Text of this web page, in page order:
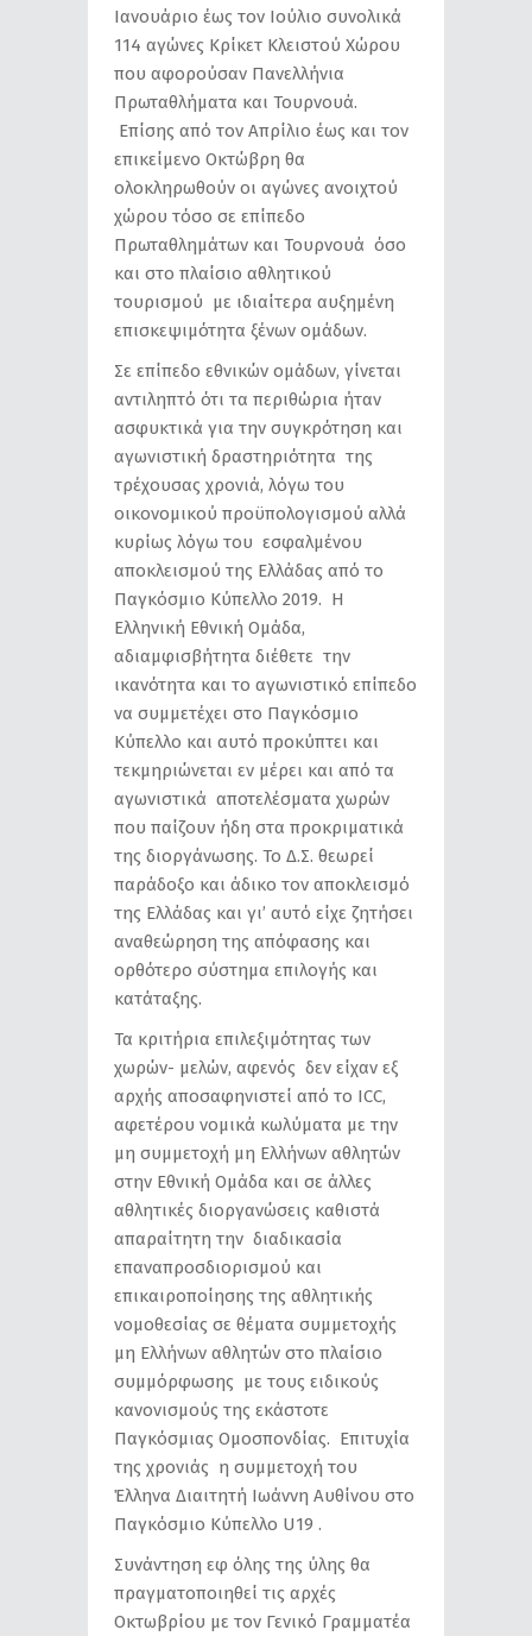
Ιανουάριο έως τον Ιούλιο συνολικά
114 αγώνες Κρίκετ Κλειστού Χώρου
που αφορούσαν Πανελλήνια
Πρωταθλήματα και Τουρνουά.
Επίσης από τον Απρίλιο έως και τον
επικείμενο Οκτώβρη θα
ολοκληρωθούν οι αγώνες ανοιχτού
χώρου τόσο σε επίπεδο
Πρωταθλημάτων και Τουρνουά όσο
και στο πλαίσιο αθλητικού
τουρισμού με ιδιαίτερα αυξημένη
επισκεψιμότητα ξένων ομάδων.
Σε επίπεδο εθνικών ομάδων, γίνεται
αντιληπτό ότι τα περιθώρια ήταν
ασφυκτικά για την συγκρότηση και
αγωνιστική δραστηριότητα της
τρέχουσας χρονιά, λόγω του
οικονομικού προϋπολογισμού αλλά
κυρίως λόγω του εσφαλμένου
αποκλεισμού της Ελλάδας από το
Παγκόσμιο Κύπελλο 2019. Η
Ελληνική Εθνική Ομάδα,
αδιαμφισβήτητα διέθετε την
ικανότητα και το αγωνιστικό επίπεδο
να συμμετέχει στο Παγκόσμιο
Κύπελλο και αυτό προκύπτει και
τεκμηριώνεται εν μέρει και από τα
αγωνιστικά αποτελέσματα χωρών
που παίζουν ήδη στα προκριματικά
της διοργάνωσης. Το Δ.Σ. θεωρεί
παράδοξο και άδικο τον αποκλεισμό
της Ελλάδας και γι’ αυτό είχε ζητήσει
αναθεώρηση της απόφασης και
ορθότερο σύστημα επιλογής και
κατάταξης.
Τα κριτήρια επιλεξιμότητας των
χωρών- μελών, αφενός δεν είχαν εξ
αρχής αποσαφηνιστεί από το ICC,
αφετέρου νομικά κωλύματα με την
μη συμμετοχή μη Ελλήνων αθλητών
στην Εθνική Ομάδα και σε άλλες
αθλητικές διοργανώσεις καθιστά
απαραίτητη την διαδικασία
επαναπροσδιορισμού και
επικαιροποίησης της αθλητικής
νομοθεσίας σε θέματα συμμετοχής
μη Ελλήνων αθλητών στο πλαίσιο
συμμόρφωσης με τους ειδικούς
κανονισμούς της εκάστοτε
Παγκόσμιας Ομοσπονδίας. Επιτυχία
της χρονιάς η συμμετοχή του
Έλληνα Διαιτητή Ιωάννη Αυθίνου στο
Παγκόσμιο Κύπελλο U19 .
Συνάντηση εφ όλης της ύλης θα
πραγματοποιηθεί τις αρχές
Οκτωβρίου με τον Γενικό Γραμματέα